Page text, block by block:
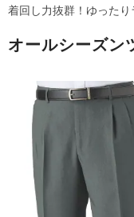
着回し力抜群！ゆったり
オールシーズン